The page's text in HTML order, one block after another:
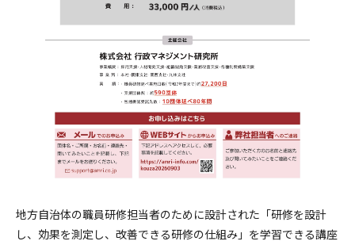
地方自治体の職員研修担当者のために設計された「研修を設計
し、効果を測定し、改善できる研修の仕組み」を学習できる講座